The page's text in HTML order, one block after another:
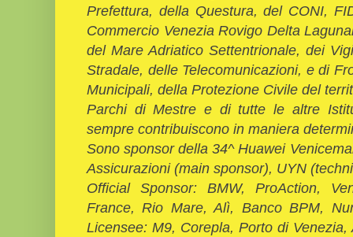
Prefettura, della Questura, del CONI,
Commercio Venezia Rovigo Delta
del Mare Adriatico Settentrionale, dei
Stradale, delle Telecomunicazioni, e di
Municipali, della Protezione Civile del
Parchi di Mestre e di tutte le altre
sempre contribuiscono in maniera
Sono sponsor della 34^ Huawei
Assicurazioni (main sponsor), UYN
Official Sponsor: BMW, ProAction,
France, Rio Mare, Alì, Banco BPM,
Licensee: M9, Corepla, Porto di